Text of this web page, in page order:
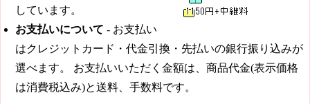
しています。
お支払いについて - お支払い
はクレジットカード・代金引換・先払いの銀行振り込みが
選べます。 お支払いいただく金額は、商品代金(表示価格
は消費税込み)と送料、手数料です。